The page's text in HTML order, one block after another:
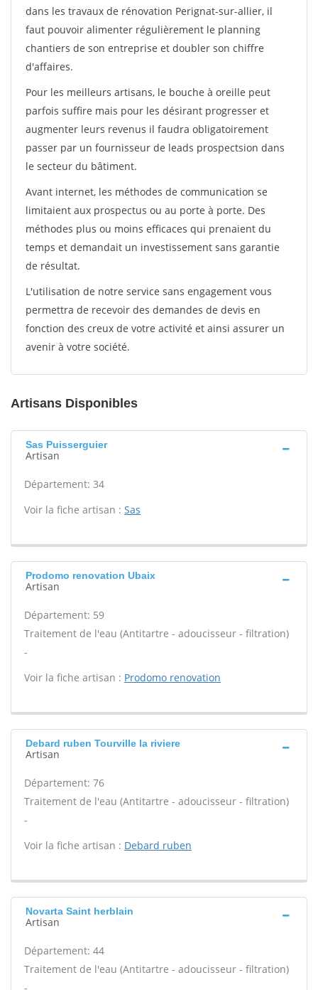
dans les travaux de rénovation Perignat-sur-allier, il
faut pouvoir alimenter régulièrement le planning
chantiers de son entreprise et doubler son chiffre
d'affaires.
Pour les meilleurs artisans, le bouche à oreille peut
parfois suffire mais pour les désirant progresser et
augmenter leurs revenus il faudra obligatoirement
passer par un fournisseur de leads prospectsion dans
le secteur du bâtiment.
Avant internet, les méthodes de communication se
limitaient aux prospectus ou au porte à porte. Des
méthodes plus ou moins efficaces qui prenaient du
temps et demandait un investissement sans garantie
de résultat.
L'utilisation de notre service sans engagement vous
permettra de recevoir des demandes de devis en
fonction des creux de votre activité et ainsi assurer un
avenir à votre société.
Artisans Disponibles
Sas Puisserguier
Artisan
Département: 34
Voir la fiche artisan : Sas
Prodomo renovation Ubaix
Artisan
Département: 59
Traitement de l'eau (Antitartre - adoucisseur - filtration)
-
Voir la fiche artisan : Prodomo renovation
Debard ruben Tourville la riviere
Artisan
Département: 76
Traitement de l'eau (Antitartre - adoucisseur - filtration)
-
Voir la fiche artisan : Debard ruben
Novarta Saint herblain
Artisan
Département: 44
Traitement de l'eau (Antitartre - adoucisseur - filtration)